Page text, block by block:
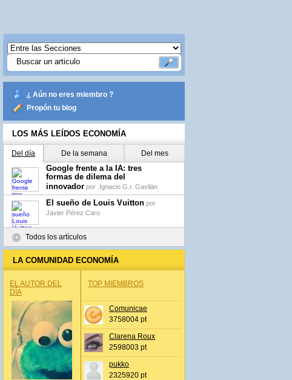
¿ Aún no eres miembro ?
Propón tu blog
LOS MÁS LEÍDOS ECONOMÍA
Del día De la semana Del mes
Google frente a la IA: tres
formas de dilema del
innovador por Ignacio G.r. Gavilán
El sueño de Louis Vuitton por
Javier Pérez Caro
Todos los artículos
LA COMUNIDAD ECONOMÍA
EL AUTOR DEL
DÍA
TOP MIEMBROS
Comunicae
3758004 pt
Clarena Roux
2598003 pt
pukko
2325920 pt